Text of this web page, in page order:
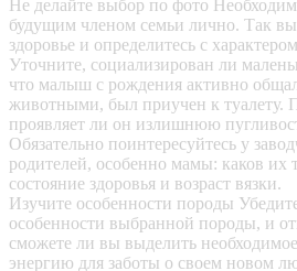
Не делайте выбор по фото
будущим членом семьи лично. Так вы
здоровье и определитесь с
Уточните, социализирован ли
что малыш с рождения активно
животными, был приучен к туалету.
проявляет ли он излишнюю
Обязательно поинтересуйтесь у
родителей, особенно мамы: каков их
состояние здоровья и возраст вязки.
Изучите особенности породы
особенности выбранной породы, и
сможете ли вы выделить
энергию для заботы о своем новом